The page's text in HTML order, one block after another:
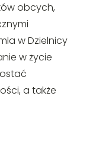
obcych,
w Dzielnicy
w życie
a także